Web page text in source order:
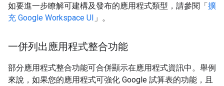
如要進一步瞭解可建構及發布的應用程式類型，請參閱「擴
充 Google Workspace UI 」。
一併列出應用程式整合功能
部分應用程式整合功能可合併顯示在應用程式資訊中。舉例
來說，如果您的應用程式可強化 Google 試算表的功能，且